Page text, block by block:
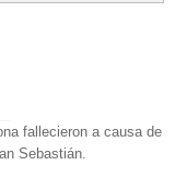
fallecieron a causa de
Sebastián.